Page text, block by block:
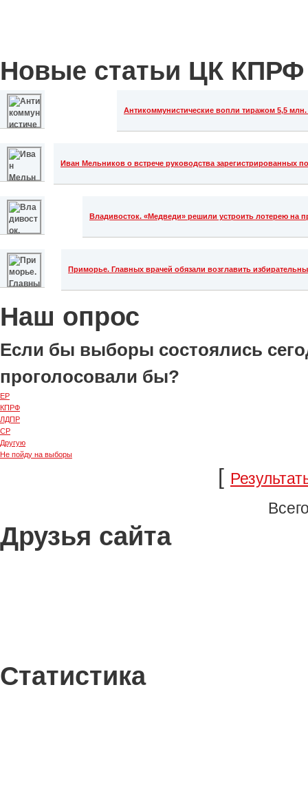
Новые статьи ЦК КПРФ
Антикоммунистические вопли тиражом 5,5 млн.
Иван Мельников о встрече руководства зарегистрированных
Владивосток. «Медведи» решили устроить лотерею на
Приморье. Главных врачей обязали возглавить
Наш опрос
Если бы выборы состоялись
проголосовали бы?
ЕР
КПРФ
ЛДПР
СР
Другую
Не пойду на выборы
[
Друзья сайта
Статистика